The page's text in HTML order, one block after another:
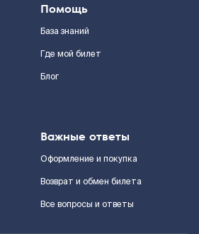
Помощь
База знаний
Где мой билет
Блог
Важные ответы
Оформление и покупка
Возврат и обмен билета
Все вопросы и ответы